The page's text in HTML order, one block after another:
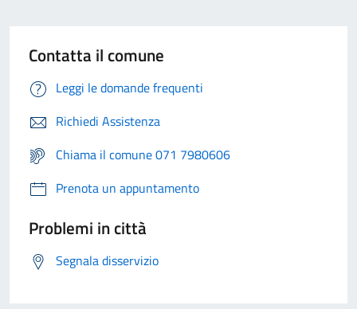
Contatta il comune
Leggi le domande frequenti
Richiedi Assistenza
Chiama il comune 071 7980606
Prenota un appuntamento
Problemi in città
Segnala disservizio